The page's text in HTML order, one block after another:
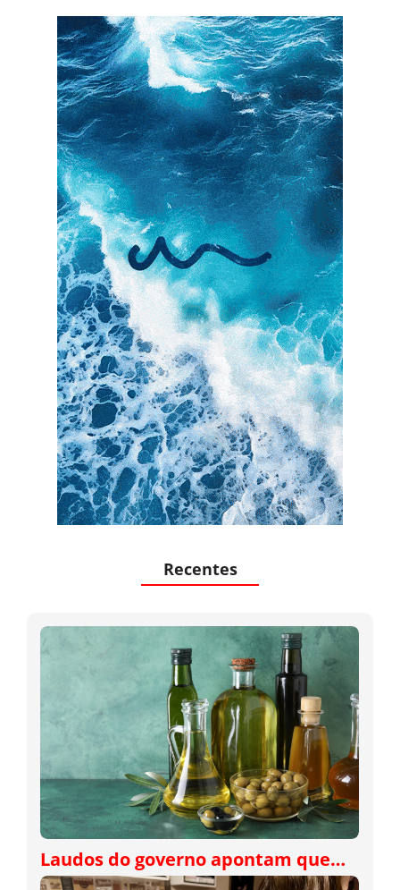
Recentes
Laudos do governo apontam que…